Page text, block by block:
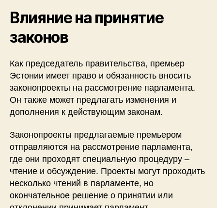
Влияние на принятие
законов
Как председатель правительства, премьер
Эстонии имеет право и обязанность вносить
законопроекты на рассмотрение парламента.
Он также может предлагать изменения и
дополнения к действующим законам.
Законопроекты предлагаемые премьером
отправляются на рассмотрение парламента,
где они проходят специальную процедуру –
чтение и обсуждение. Проекты могут проходить
несколько чтений в парламенте, но
окончательное решение о принятии или